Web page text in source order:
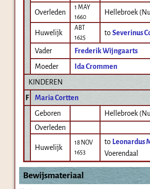
Overleden
1 MAY
1660
Hellebroek
Huwelijk
ABT
1625
toSeverinus
Vader
Frederik Wijngaarts
Moeder
Ida Crommen
KINDEREN
F
Maria Cortten
Geboren
Hellebroek
Overleden
Huwelijk
18 NOV
1653
to Leonardus
Voerendaal
Bewijsmateriaal